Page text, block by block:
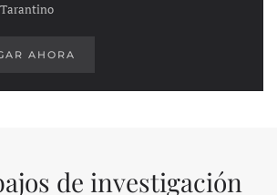
AHORA
de investigación